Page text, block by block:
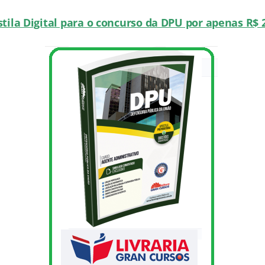
Digital para o concurso da DPU por apenas R$